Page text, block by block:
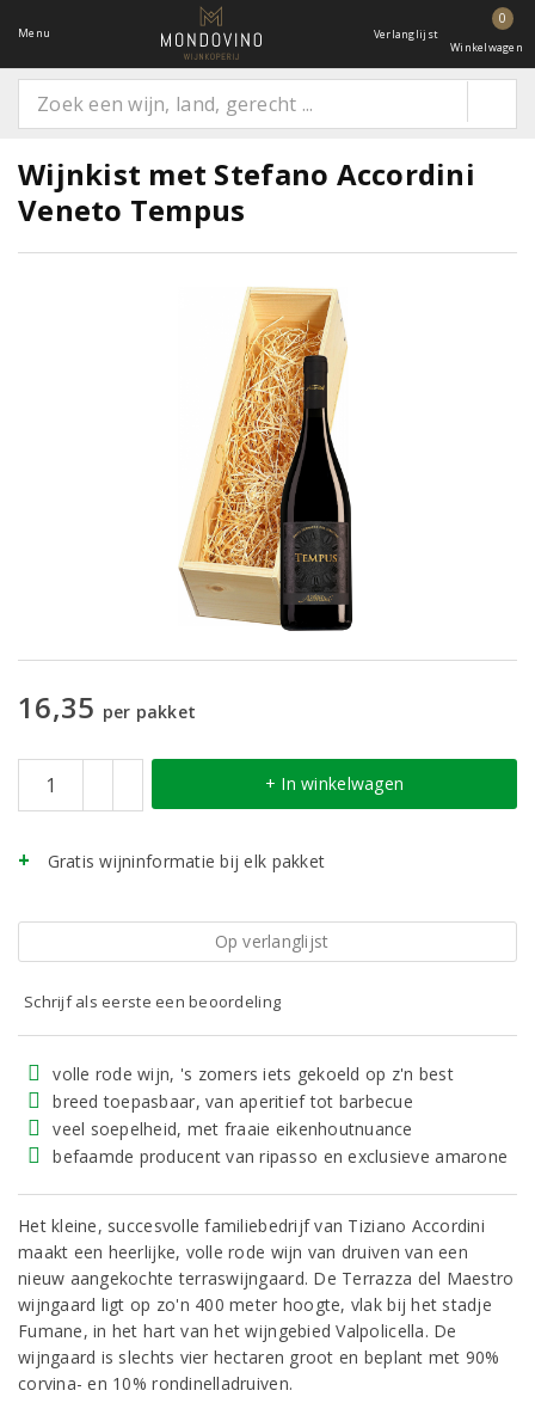
Menu Verlanglijst
0
Winkelwagen
Wijnkist met Stefano Accordini
Veneto Tempus
16,35 per pakket
+ In winkelwagen
Gratis wijninformatie bij elk pakket
Op verlanglijst
Schrijf als eerste een beoordeling
volle rode wijn, 's zomers iets gekoeld op z'n best
breed toepasbaar, van aperitief tot barbecue
veel soepelheid, met fraaie eikenhoutnuance
befaamde producent van ripasso en exclusieve amarone
Het kleine, succesvolle familiebedrijf van Tiziano Accordini
maakt een heerlijke, volle rode wijn van druiven van een
nieuw aangekochte terraswijngaard. De Terrazza del Maestro
wijngaard ligt op zo'n 400 meter hoogte, vlak bij het stadje
Fumane, in het hart van het wijngebied Valpolicella. De
wijngaard is slechts vier hectaren groot en beplant met 90%
corvina- en 10% rondinelladruiven.